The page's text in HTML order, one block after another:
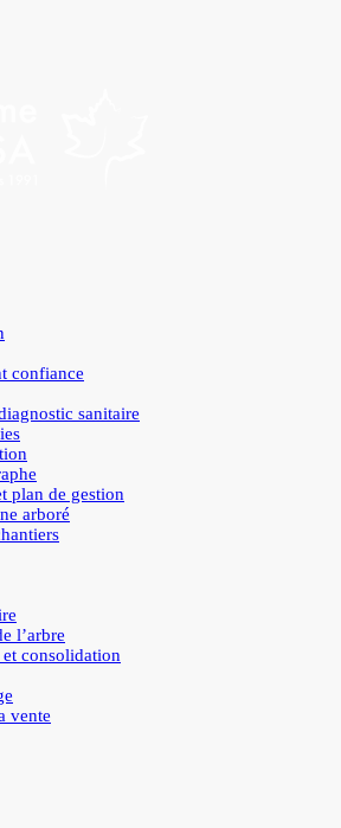
confiance
sanitaire
plan de gestion
arboré
l’arbre
consolidation
vente